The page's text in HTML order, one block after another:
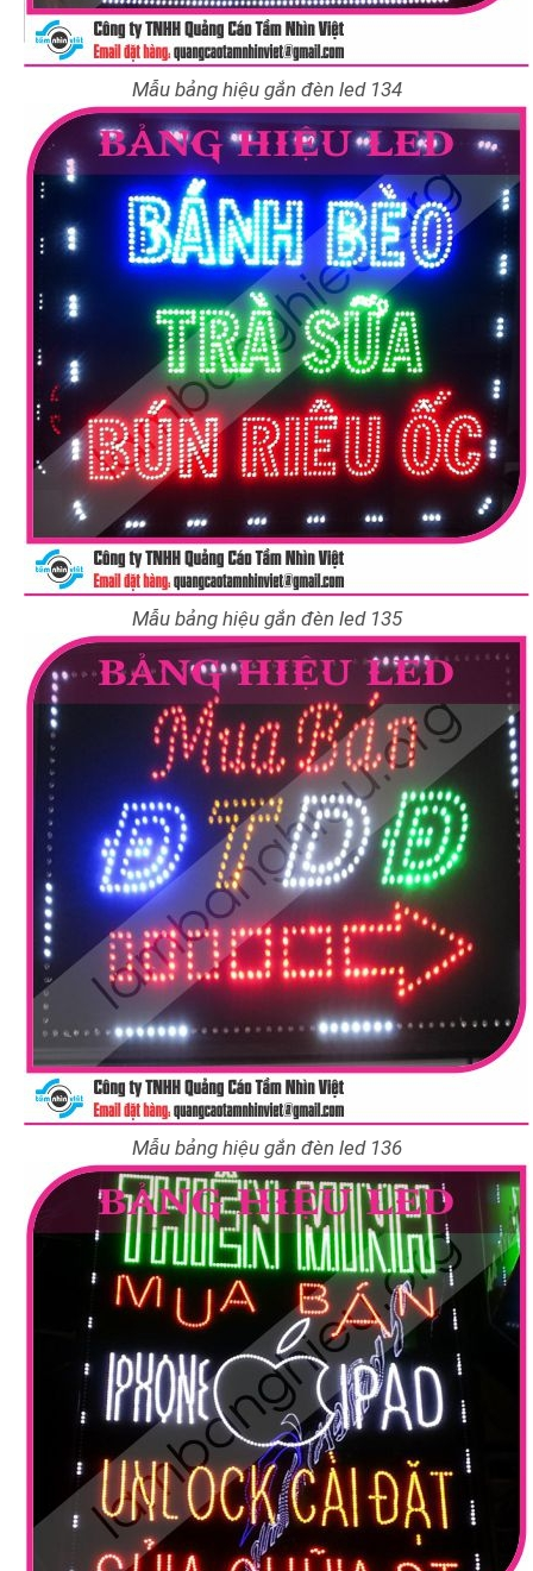
Mẫu bảng hiệu gắn đèn led 134
Mẫu bảng hiệu gắn đèn led 135
Mẫu bảng hiệu gắn đèn led 136